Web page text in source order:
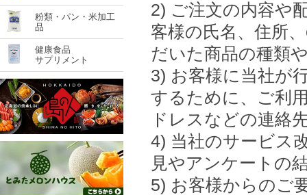
2) ご注文の内容や
客様の氏名、住所
だいた商品の種類
3) お客様に当社が
するために、ご利
ドレスなどの連絡
4) 当社のサービス
見やアンケートの
5) お客様からのご
粉類・パン・米加工
品
健康食品
サプリメント